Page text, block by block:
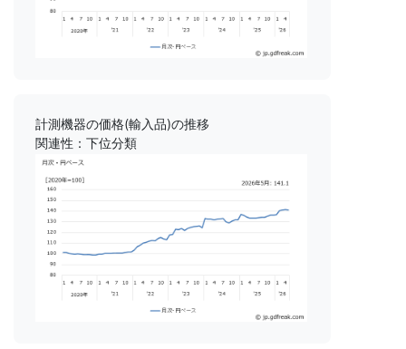
計測機器の価格(輸入品)の推移
関連性：下位分類